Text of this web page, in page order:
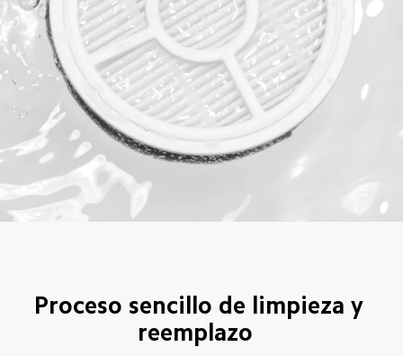
Proceso sencillo de limpieza y
reemplazo